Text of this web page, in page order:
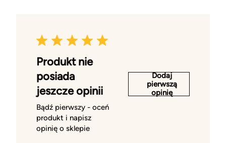
Produkt nie
posiada
jeszcze opinii
Bądź pierwszy - oceń
produkt i napisz
opinię o sklepie
Dodaj
pierwszą
opinię